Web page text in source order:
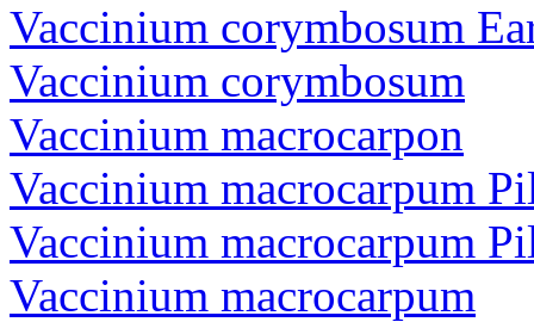
Vaccinium corymbosum
Vaccinium corymbosum
Vaccinium macrocarpon
Vaccinium macrocarpum
Vaccinium macrocarpum
Vaccinium macrocarpum